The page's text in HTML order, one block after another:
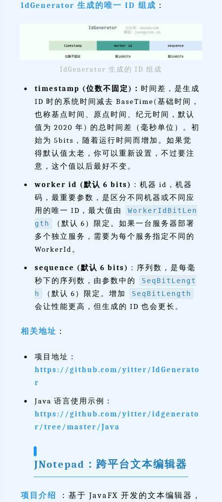
IdGenerator 生成的唯一 ID 组成 ：
IdGenerator 生成的 ID 组成
timestamp (位数不固定)： 时间差，是生成
ID 时的系统时间减去 BaseTime(基础时间，
也称基点时间、原点时间、纪元时间，默认
值为 2020 年) 的总时间差（毫秒单位）。初
始为 5bits，随着运行时间而增加。如果觉
得默认值太老，你可以重新设置，不过要注
意，这个值以后最好不变。
worker id (默认 6 bits) ：机器 id，机器
码，最重要参数，是区分不同机器或不同应
用的唯一 ID，最大值由
WorkerIdBitLen
gth
（默认 6）限定。如果一台服务器部署
多个独立服务，需要为每个服务指定不同的
WorkerId。
sequence (默认 6 bits) ：序列数，是每毫
秒下的序列数，由参数中的
SeqBitLengt
h
（默认 6）限定。增加 SeqBitLength
会让性能更高，但生成的 ID 也会更长。
相关地址 ：
项目地址：
https://github.com/yitter/IdGenerato
r
Java 语言使用示例：
https://github.com/yitter/idgenerato
r/tree/master/Java
JNotepad：跨平台文本编辑器
项目介绍 ：基于 JavaFX 开发的文本编辑器，